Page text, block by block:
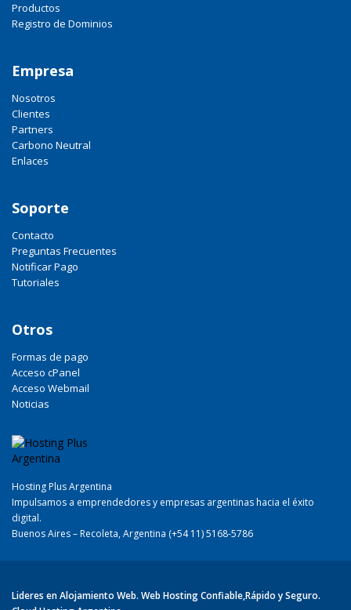
Productos
Registro de Dominios
Empresa
Nosotros
Clientes
Partners
Carbono Neutral
Enlaces
Soporte
Contacto
Preguntas Frecuentes
Notificar Pago
Tutoriales
Otros
Formas de pago
Acceso cPanel
Acceso Webmail
Noticias
Hosting Plus Argentina
Impulsamos a emprendedores y empresas argentinas hacia el éxito
digital.
Buenos Aires – Recoleta, Argentina (+54 11) 5168-5786
Lideres en Alojamiento Web. Web Hosting Confiable,Rápido y Seguro.